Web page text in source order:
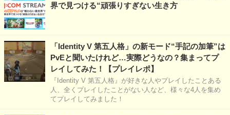
界で見つける“頑張りすぎない生き方
「Identity V 第五人格」の新モード“手記の加筆”は
PvEと聞いたけれど…実際どうなの？集まってプ
レイしてみた！【プレイレポ】
『Identity V 第五人格』が好きな人やプレイしたことある
人、全くプレイしたことがない人など、様々な4人を集め
てプレイしてみました！